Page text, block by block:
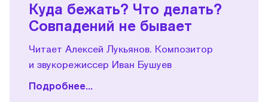
Куда бежать? Что делать?
Совпадений не бывает
Читает Алексей Лукьянов. Композитор
и звукорежиссер Иван Бушуев
Подробнее...